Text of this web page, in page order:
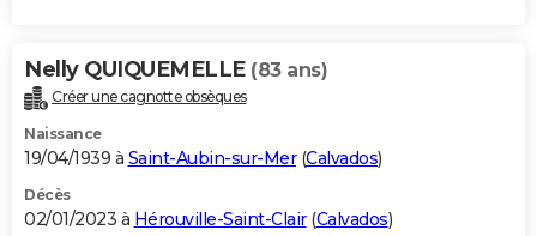
Nelly QUIQUEMELLE (83 ans)
Créer une cagnotte obsèques
Naissance
19/04/1939 à Saint-Aubin-sur-Mer(Calvados)
Décès
02/01/2023 à Hérouville-Saint-Clair(Calvados)